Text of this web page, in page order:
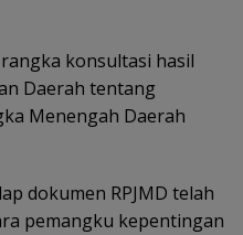
konsultasi hasil
Daerah tentang
Menengah Daerah
dokumen RPJMD telah
pemangku kepentingan